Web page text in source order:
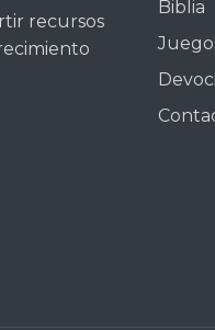
recursos
Biblia